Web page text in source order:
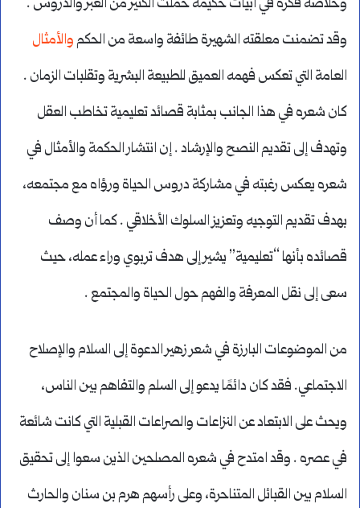
وخلاصة فكره في أبيات حكيمة حملت الكثير من العبر والدروس .
وقد تضمنت معلقته الشهيرة طائفة واسعة من الحكموالأمثال
العامة التي تعكس فهمه العميق للطبيعة البشرية وتقلبات الزمان .
كان شعره في هذا الجانب بمثابة قصائد تعليمية تخاطب العقل
وتهدف إلى تقديم النصح والإرشاد . إن انتشار الحكمة والأمثال في
شعره يعكس رغبته في مشاركة دروس الحياة ورؤاه مع مجتمعه،
بهدف تقديم التوجيه وتعزيز السلوك الأخلاقي . كما أن وصف
قصائده بأنها “تعليمية” يشير إلى هدف تربوي وراء عمله، حيث
سعى إلى نقل المعرفة والفهم حول الحياة والمجتمع .
من الموضوعات البارزة في شعر زهير الدعوة إلى السلام والإصلاح
الاجتماعي. فقد كان دائمًا يدعو إلى السلم والتفاهم بين الناس،
ويحث على الابتعاد عن النزاعات والصراعات القبلية التي كانت شائعة
في عصره . وقد امتدح في شعره المصلحين الذين سعوا إلى تحقيق
السلام بين القبائل المتناحرة، وعلى رأسهم هرم بن سنان والحارث